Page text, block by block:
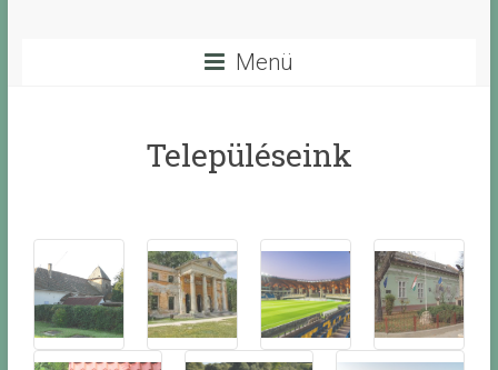
Menü
Településeink